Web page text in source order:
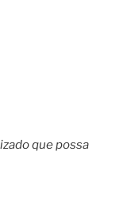
que possa